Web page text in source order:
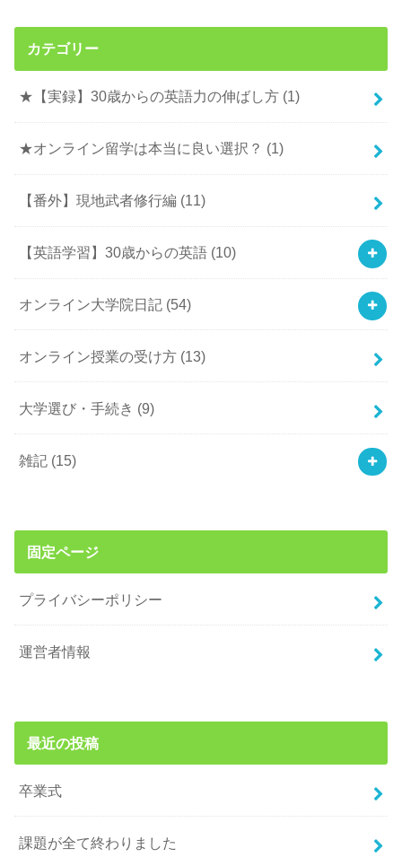
カテゴリー
★【実録】30歳からの英語力の伸ばし方 (1)
★オンライン留学は本当に良い選択？ (1)
【番外】現地武者修行編 (11)
【英語学習】30歳からの英語 (10)
オンライン大学院日記 (54)
オンライン授業の受け方 (13)
大学選び・手続き (9)
雑記 (15)
固定ページ
プライバシーポリシー
運営者情報
最近の投稿
卒業式
課題が全て終わりました